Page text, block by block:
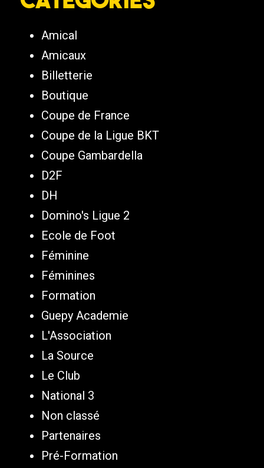
Amical
Amicaux
Billetterie
Boutique
Coupe de France
Coupe de la Ligue BKT
Coupe Gambardella
D2F
DH
Domino's Ligue 2
Ecole de Foot
Féminine
Féminines
Formation
Guepy Academie
L'Association
La Source
Le Club
National 3
Non classé
Partenaires
Pré-Formation